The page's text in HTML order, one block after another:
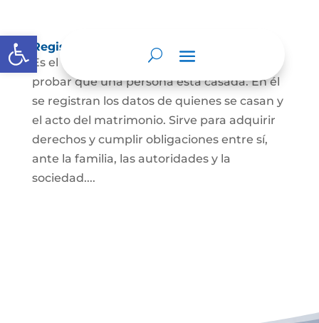
Abrir barra de herramientas
Registro Civil de Matrimonio
Es el documento público necesario para
probar que una persona está casada. En él
se registran los datos de quienes se casan y
el acto del matrimonio. Sirve para adquirir
derechos y cumplir obligaciones entre sí,
ante la familia, las autoridades y la
sociedad....